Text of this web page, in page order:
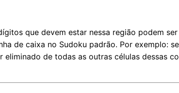
que devem estar nessa região podem ser
de caixa no Sudoku padrão. Por exemplo:
de todas as outras células dessas